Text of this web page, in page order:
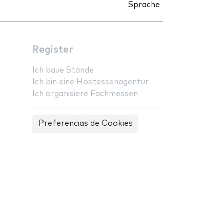
Sprache
Register
Ich baue Stände
Ich bin eine Hostessenagentur
Ich organisiere Fachmessen
Preferencias de Cookies